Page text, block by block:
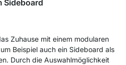
Sideboard
Zuhause mit einem modularen
Beispiel auch ein Sideboard als
Durch die Auswahlmöglichkeit